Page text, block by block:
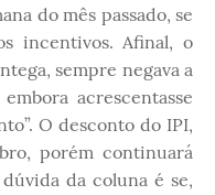
do mês passado, se
incentivos. Afinal, o
sempre negava a
acrescentasse
O desconto do IPI,
porém continuará
da coluna é se,